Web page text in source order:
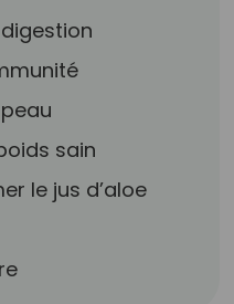
sain
le jus d’aloe